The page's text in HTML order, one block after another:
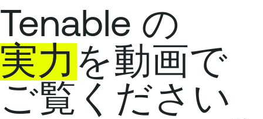
Tenable の
実力 を動画で
ご覧ください